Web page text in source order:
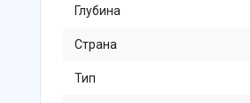
Глубина
Страна
Тип